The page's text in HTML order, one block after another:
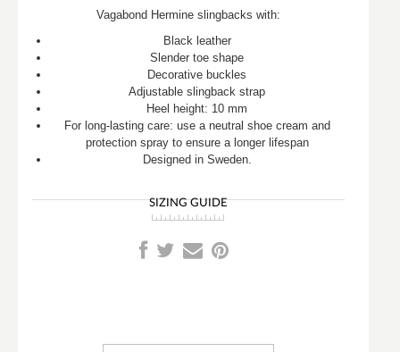
Vagabond Hermine slingbacks with:
Black leather
Slender toe shape
Decorative buckles
Adjustable slingback strap
Heel height: 10 mm
For long-lasting care: use a neutral shoe cream and
protection spray to ensure a longer lifespan
Designed in Sweden.
SIZING GUIDE